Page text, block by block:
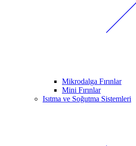
Mikrodalga Fırınlar
Mini Fırınlar
Isıtma ve Soğutma Sistemleri